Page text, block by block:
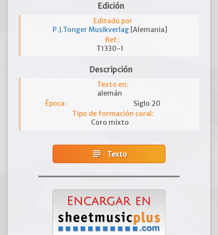
Edición
Editado por
P.J.Tonger Musikverlag [Alemania]
Ref.:
T1330-1
Descripción
Texto en:
alemán
Época :
Siglo 20
Tipo de formación coral:
Coro mixto
subject Texto